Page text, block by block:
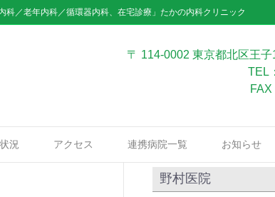
／老年内科／循環器内科、在宅診療」たかの内科クリニック
〒 114-0002 東京都北区王
TEL
況 アクセス 連携病院一覧 お知らせ
野村医院